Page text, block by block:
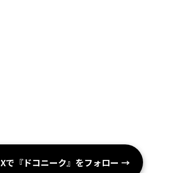
Xで『ドコニーク』をフォロー →